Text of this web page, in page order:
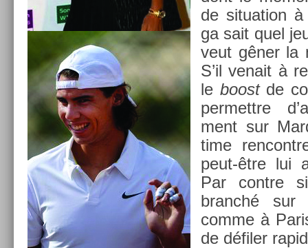
de situa­tion
ga sait quel
veut gêner la
S’il venait à
le boostde
per­mettre
ment sur
time
peut-être lui
Par con­tre
branché sur
comme à
de défiler